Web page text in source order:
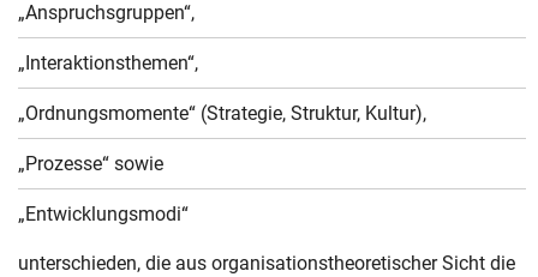
„Anspruchsgruppen“,
„Interaktionsthemen“,
„Ordnungsmomente“ (Strategie, Struktur, Kultur),
„Prozesse“ sowie
„Entwicklungsmodi“
unterschieden, die aus organisationstheoretischer Sicht die